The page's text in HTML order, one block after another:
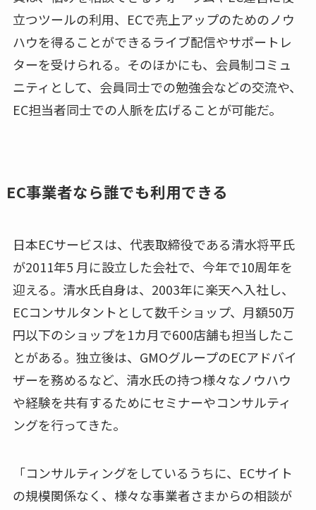
立つツールの利用、ECで売上アップのためのノウ
ハウを得ることができるライブ配信やサポートレ
ターを受けられる。そのほかにも、会員制コミュ
ニティとして、会員同士での勉強会などの交流や、
EC担当者同士での人脈を広げることが可能だ。
EC事業者なら誰でも利用できる
日本ECサービスは、代表取締役である清水将平氏
が2011年5 月に設立した会社で、今年で10周年を
迎える。清水氏自身は、2003年に楽天へ入社し、
ECコンサルタントとして数千ショップ、月額50万
円以下のショップを1カ月で600店舗も担当したこ
とがある。独立後は、GMOグループのECアドバイ
ザーを務めるなど、清水氏の持つ様々なノウハウ
や経験を共有するためにセミナーやコンサルティ
ングを行ってきた。
「コンサルティングをしているうちに、ECサイト
の規模関係なく、様々な事業者さまからの相談が